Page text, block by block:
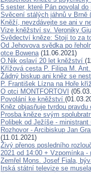
5 sester, které Pán povolal do
Svěcení stálých jáhnů v Brně
Kněží, nevzdávejte se ani v
Vize kněžství sv. Veroniky
Svědectví kněze: Stojí to za
Od Jehovova svědka po
otce Bowena(11.06.2021)
O.Nik oslaví 20 let kněžství
Křížová cesta P. Filipa M.
Žádný biskup ani kněz se
P. František Lízna na Hoře
O otci MONTFORTOVI
Povolání ke kněžství
Kněz objasňuje tvrdou
Prosba kněze svým
Polibek od Ježíše -
Rozhovor - Arcibiskup Jan
(11.01.2021)
Živý přenos posledního
2021 od 14:00 + Vzpomínka
Zemřel Mons. Josef Fiala,
Irská státní televize se